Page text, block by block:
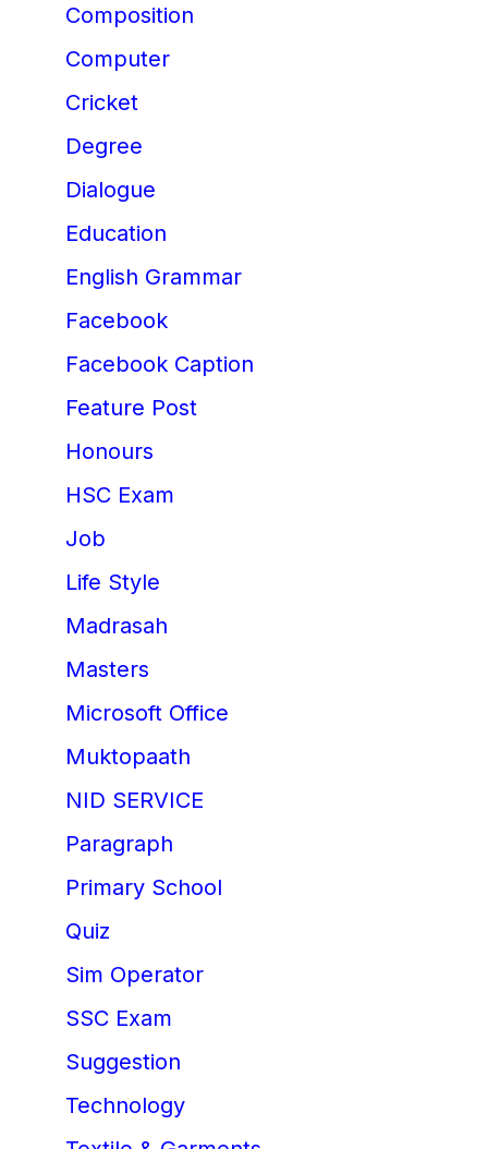
Composition
Computer
Cricket
Degree
Dialogue
Education
English Grammar
Facebook
Facebook Caption
Feature Post
Honours
HSC Exam
Job
Life Style
Madrasah
Masters
Microsoft Office
Muktopaath
NID SERVICE
Paragraph
Primary School
Quiz
Sim Operator
SSC Exam
Suggestion
Technology